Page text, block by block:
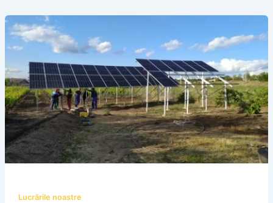
Lucrările noastre